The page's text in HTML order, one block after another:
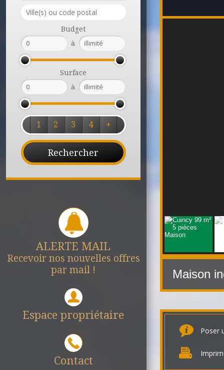
Budget
à
Surface
à
1 2 3 4 +
ALERTE MAIL
Recevoir nos nouvelles offres
par mail !
Espace propriétaire
Contact
Maison
Poser